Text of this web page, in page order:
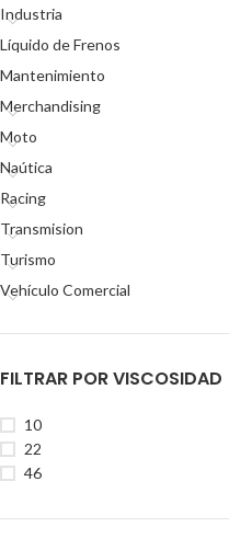
Industria
Líquido de Frenos
Mantenimiento
Merchandising
Moto
Naútica
Racing
Transmision
Turismo
Vehículo Comercial
FILTRAR POR VISCOSIDAD
10
22
46